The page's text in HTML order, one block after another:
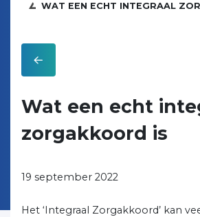
WAT EEN ECHT INTEGRAAL
Wat een echt
zorgakkoord is
19 september 2022
Het ‘Integraal Zorgakkoord’ kan